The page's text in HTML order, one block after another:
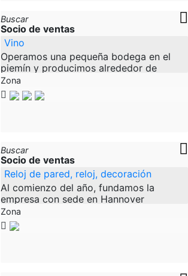
Buscar
Socio de ventas
Vino
Operamos una pequeña bodega en el
piemín y producimos alrededor de
30.000 botellas de vino Barbera di Asti
chardony dollcetto Moscato Cortese de
alta
Zona
Buscar
Socio de ventas
Reloj de pared, reloj, decoración
Al comienzo del año, fundamos la
empresa con sede en Hannover
HolzKaspero. HolzKaspero es sinónimo
de productos creativos y hechos a
mano hechos de madera. Ya
Zona